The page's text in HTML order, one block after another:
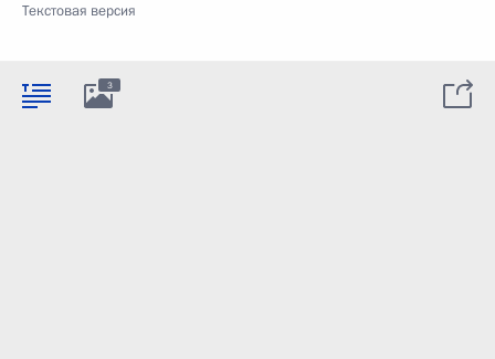
Текстовая версия
3